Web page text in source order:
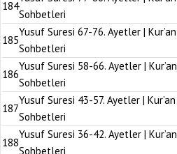
184
Sohbetleri
185
Yusuf Suresi 67-76. Ayetler | Kur’an
Sohbetleri
186
Yusuf Suresi 58-66. Ayetler | Kur’an
Sohbetleri
187
Yusuf Suresi 43-57. Ayetler | Kur’an
Sohbetleri
188
Yusuf Suresi 36-42. Ayetler | Kur’an
Sohbetleri